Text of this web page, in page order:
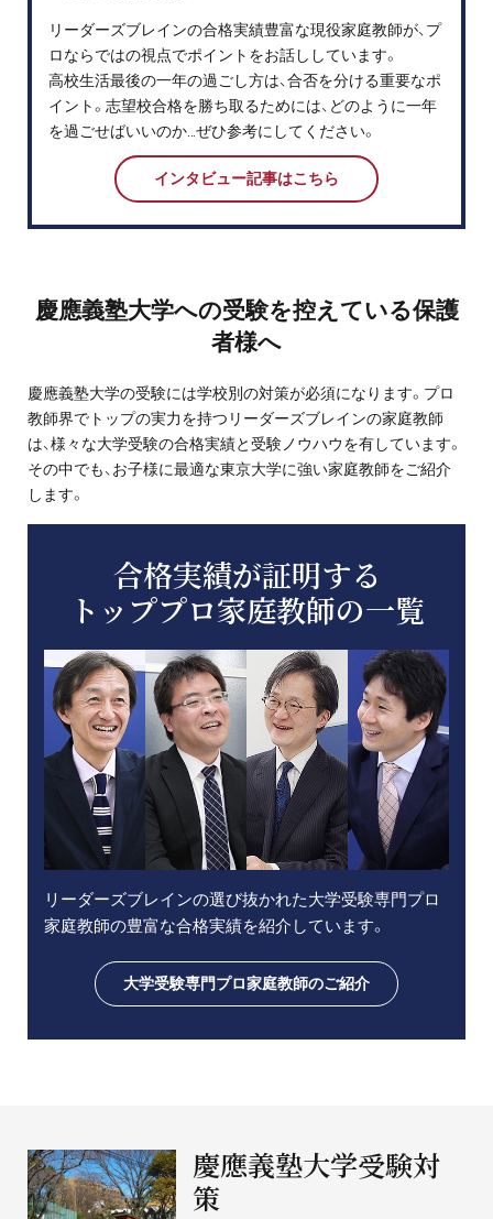
リーダーズブレインの合格実績豊富な現役家庭教師が、プ
ロならではの視点でポイントをお話ししています。
高校生活最後の一年の過ごし方は、合否を分ける重要なポ
イント。志望校合格を勝ち取るためには、どのように一年
を過ごせばいいのか…ぜひ参考にしてください。
インタビュー記事はこちら
慶應義塾大学への受験を控えている保護
者様へ
慶應義塾大学の受験には学校別の対策が必須になります。プロ
教師界でトップの実力を持つリーダーズブレインの家庭教師
は、様々な大学受験の合格実績と受験ノウハウを有しています。
その中でも、お子様に最適な東京大学に強い家庭教師をご紹介
します。
合格実績が証明する
トッププロ家庭教師の一覧
リーダーズブレインの選び抜かれた大学受験専門プロ
家庭教師の豊富な合格実績を紹介しています。
大学受験専門プロ家庭教師のご紹介
慶應義塾大学受験対
策